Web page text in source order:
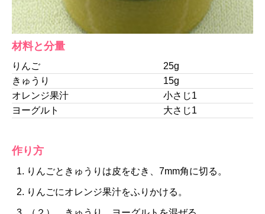
材料と分量
りんご
25g
きゅうり
15g
オレンジ果汁
小さじ1
ヨーグルト
大さじ1
作り方
りんごときゅうりは皮をむき、7mm角に切る。
りんごにオレンジ果汁をふりかける。